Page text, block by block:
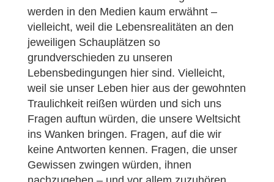
werden in den Medien kaum erwähnt –
vielleicht, weil die Lebensrealitäten an den
jeweiligen Schauplätzen so
grundverschieden zu unseren
Lebensbedingungen hier sind. Vielleicht,
weil sie unser Leben hier aus der gewohnten
Traulichkeit reißen würden und sich uns
Fragen auftun würden, die unsere Weltsicht
ins Wanken bringen. Fragen, auf die wir
keine Antworten kennen. Fragen, die unser
Gewissen zwingen würden, ihnen